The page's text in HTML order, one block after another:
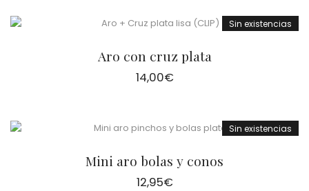
Sin existencias
Aro con cruz plata
14,00€
Sin existencias
Mini aro bolas y conos
12,95€